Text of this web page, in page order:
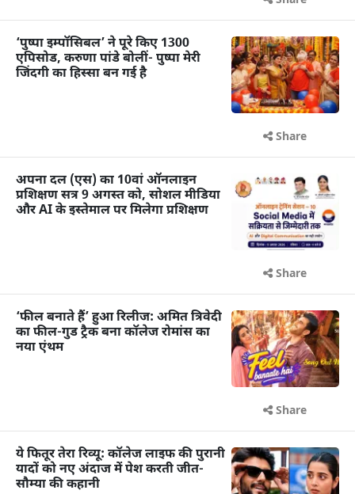
‘पुष्पा इम्पॉसिबल’ ने पूरे किए 1300
एपिसोड, करुणा पांडे बोलीं- पुष्पा मेरी
जिंदगी का हिस्सा बन गई है
Share
अपना दल (एस) का 10वां ऑनलाइन
प्रशिक्षण सत्र 9 अगस्त को, सोशल मीडिया
और AI के इस्तेमाल पर मिलेगा प्रशिक्षण
Share
‘फील बनाते हैं’ हुआ रिलीज: अमित त्रिवेदी
का फील-गुड ट्रैक बना कॉलेज रोमांस का
नया एंथम
Share
ये फितूर तेरा रिव्यू: कॉलेज लाइफ की पुरानी
यादों को नए अंदाज में पेश करती जीत-
सौम्या की कहानी